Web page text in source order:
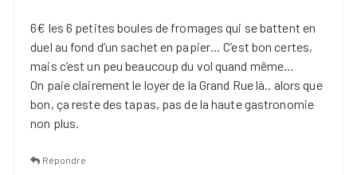
6€ les 6 petites boules de fromages qui se battent en
duel au fond d’un sachet en papier… C’est bon certes,
mais c’est un peu beaucoup du vol quand même…
On paie clairement le loyer de la Grand Rue là.. alors que
bon, ça reste des tapas, pas de la haute gastronomie
non plus.
Répondre